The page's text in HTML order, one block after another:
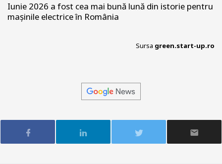
Iunie 2026 a fost cea mai bună lună din istorie pentru
mașinile electrice în România
Sursa green.start-up.ro